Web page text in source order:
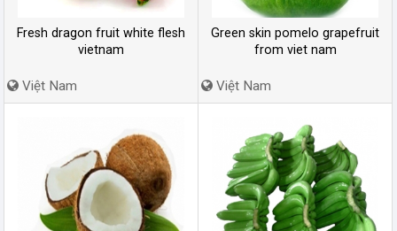
Fresh dragon fruit white flesh
vietnam
Việt Nam
Green skin pomelo grapefruit
from viet nam
Việt Nam